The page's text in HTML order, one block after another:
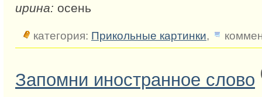
ирина: осень
категория: Прикольные картинки,
Запомни иностранное слово